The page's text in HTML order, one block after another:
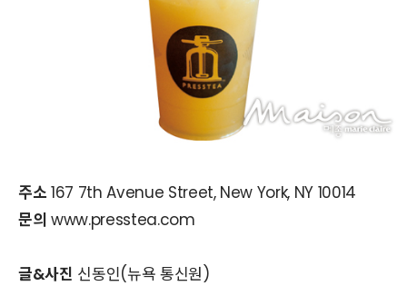
주소 167 7th Avenue Street, New York, NY 10014
문의 www.presstea.com
글&사진 신동인(뉴욕 통신원)